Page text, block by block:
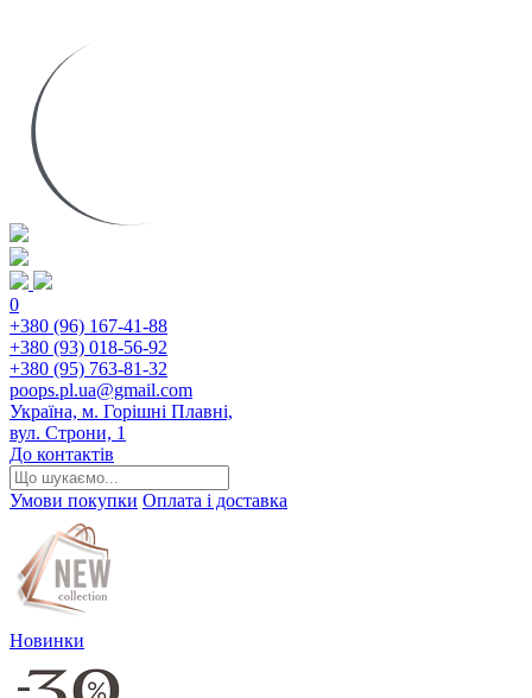
0
+380 (96) 167-41-88
+380 (93) 018-56-92
+380 (95) 763-81-32
poops.pl.ua@gmail.com
Україна, м. Горішні Плавні,
вул. Строни, 1
До контактів
Умови покупки Оплата і доставка
Новинки